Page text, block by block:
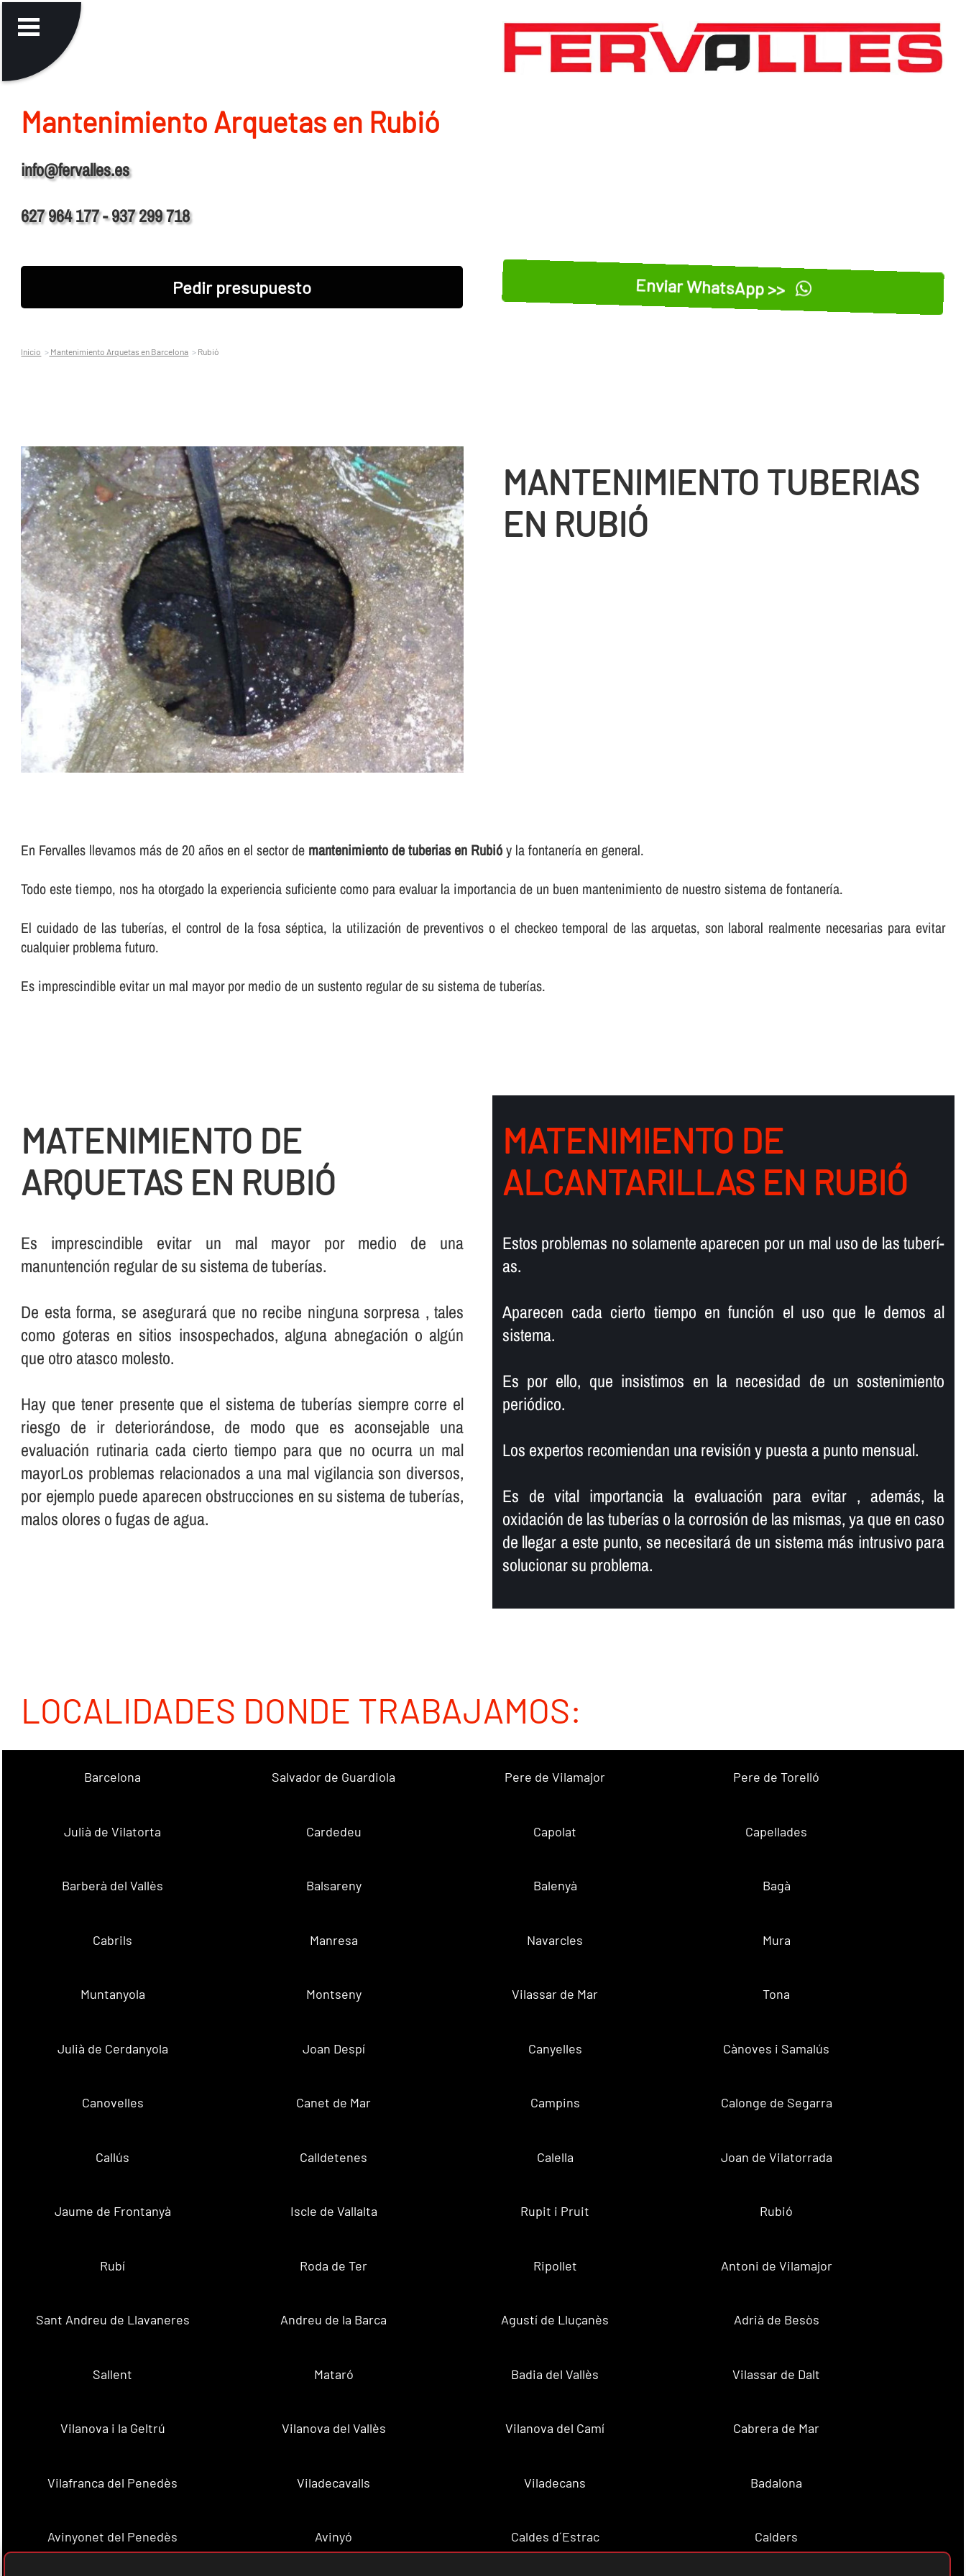
Mantenimiento Arquetas en Rubió
info@fervalles.es
627 964 177 - 937 299 718
Pedir presupuesto Enviar WhatsApp >>
Inicio Mantenimiento Arquetas en Barcelona Rubió
MANTENIMIENTO TUBERIAS
EN RUBIÓ
En Fervalles llevamos más de 20 años en el sector de mantenimiento de tuberias en Rubióy la fontanerí­a en general.
Todo este tiempo, nos ha otorgado la experiencia suficiente como para evaluar la importancia de un buen mantenimiento de nuestro sistema de fontanerí­a.
El cuidado de las tuberí­as, el control de la fosa séptica, la utilización de preventivos o el checkeo temporal de las arquetas, son laboral realmente necesarias para evitar
cualquier problema futuro.
Es imprescindible evitar un mal mayor por medio de un sustento regular de su sistema de tuberí­as.
MATENIMIENTO DE
ARQUETAS EN RUBIÓ
Es imprescindible evitar un mal mayor por medio de una
manuntención regular de su sistema de tuberí­as.
De esta forma, se asegurará que no recibe ninguna sorpresa , tales
como goteras en sitios insospechados, alguna abnegación o algún
que otro atasco molesto.
Hay que tener presente que el sistema de tuberí­as siempre corre el
riesgo de ir deteriorándose, de modo que es aconsejable una
evaluación rutinaria cada cierto tiempo para que no ocurra un mal
mayorLos problemas relacionados a una mal vigilancia son diversos,
por ejemplo puede aparecen obstrucciones en su sistema de tuberí­as,
malos olores o fugas de agua.
MATENIMIENTO DE
ALCANTARILLAS EN RUBIÓ
Estos problemas no solamente aparecen por un mal uso de las tuberí­
as.
Aparecen cada cierto tiempo en función el uso que le demos al
sistema.
Es por ello, que insistimos en la necesidad de un sostenimiento
periódico.
Los expertos recomiendan una revisión y puesta a punto mensual.
Es de vital importancia la evaluación para evitar , además, la
oxidación de las tuberí­as o la corrosión de las mismas, ya que en caso
de llegar a este punto, se necesitará de un sistema más intrusivo para
solucionar su problema.
LOCALIDADES DONDE TRABAJAMOS:
Barcelona Salvador de Guardiola Pere de Vilamajor Pere de Torelló
Julià de Vilatorta Cardedeu Capolat Capellades
Barberà del Vallès Balsareny Balenyà Bagà
Cabrils Manresa Navarcles Mura
Muntanyola Montseny Vilassar de Mar Tona
Julià de Cerdanyola Joan Despí Canyelles Cànoves i Samalús
Canovelles Canet de Mar Campins Calonge de Segarra
Callús Calldetenes Calella Joan de Vilatorrada
Jaume de Frontanyà Iscle de Vallalta Rupit i Pruit Rubió
Rubí Roda de Ter Ripollet Antoni de Vilamajor
Sant Andreu de Llavaneres Andreu de la Barca Agustí de Lluçanès Adrià de Besòs
Sallent Mataró Badia del Vallès Vilassar de Dalt
Vilanova i la Geltrú Vilanova del Vallès Vilanova del Camí Cabrera de Mar
Vilafranca del Penedès Viladecavalls Viladecans Badalona
Avinyonet del Penedès Avinyó Caldes d´Estrac Calders